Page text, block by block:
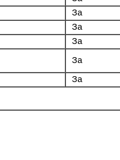
За
За
За
За
За